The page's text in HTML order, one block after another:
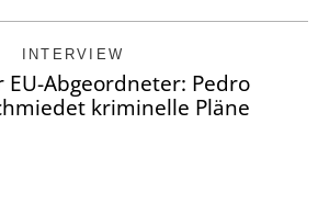
INTERVIEW
EU-Abgeordneter: Pedro
kriminelle Pläne